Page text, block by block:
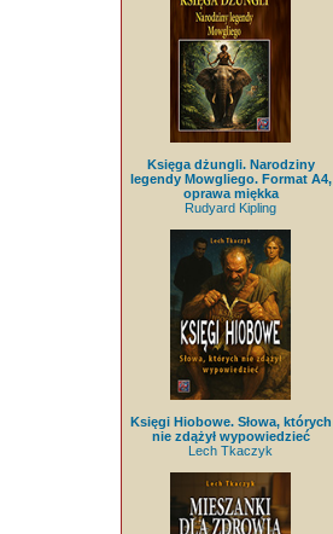
Księga dżungli. Narodziny
legendy Mowgliego. Format A4,
oprawa miękka
Rudyard Kipling
Księgi Hiobowe. Słowa, których
nie zdążył wypowiedzieć
Lech Tkaczyk